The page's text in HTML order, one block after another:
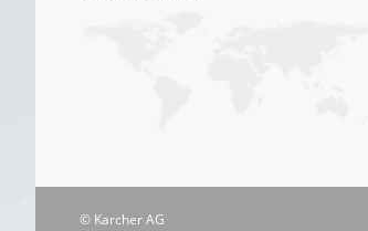
© Karcher AG